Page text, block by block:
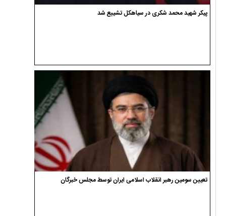
پیکر شهید محمد شکری در سیاهکل تشییع شد
تعیین سومین رهبر انقلاب اسلامی ایران توسط مجلس خبرگان